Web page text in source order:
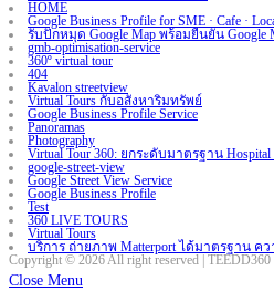
HOME
Google Business Profile for SME · Cafe ·
รับปักหมุด Google Map พร้อมยืนยัน Google
gmb-optimisation-service
360º virtual tour
404
Kavalon streetview
Virtual Tours กับอสังหาริมทรัพย์
Google Business Profile Service
Panoramas
Photography
Virtual Tour 360: ยกระดับมาตรฐาน
google-street-view
Google Street View Service
Google Business Profile
Test
360 LIVE TOURS
Virtual Tours
บริการ ถ่ายภาพ Matterport ได้มาตรฐาน คว
Copyright © 2026 All right reserved | TEEDD360
Close Menu